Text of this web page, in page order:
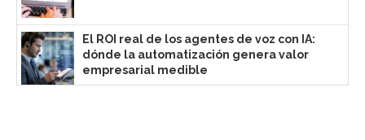
El ROI real de los agentes de voz con IA:
dónde la automatización genera valor
empresarial medible